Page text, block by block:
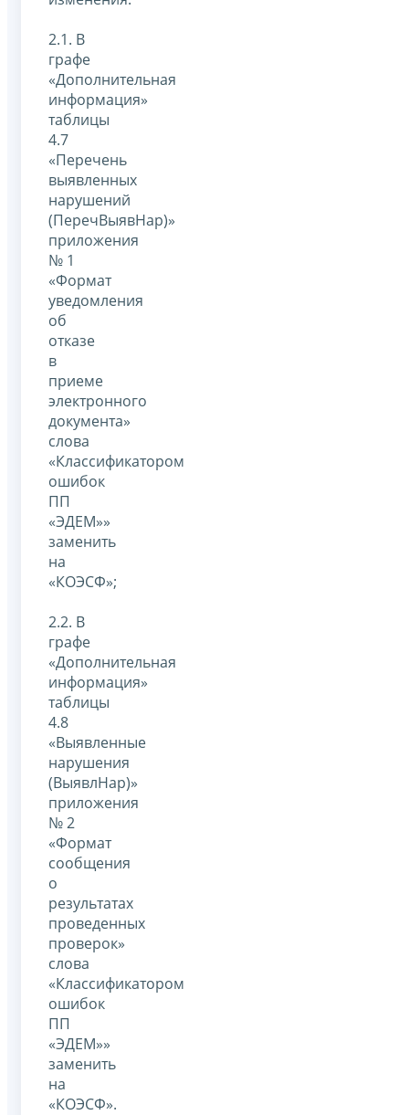
2.1. В
графе
«Дополнительная
информация»
таблицы
4.7
«Перечень
выявленных
нарушений
(ПеречВыявНар)»
приложения
№ 1
«Формат
уведомления
об
отказе
в
приеме
электронного
документа»
слова
«Классификатором
ошибок
ПП
«ЭДЕМ»»
заменить
на
«КОЭСФ»;
2.2. В
графе
«Дополнительная
информация»
таблицы
4.8
«Выявленные
нарушения
(ВыявлНар)»
приложения
№ 2
«Формат
сообщения
о
результатах
проведенных
проверок»
слова
«Классификатором
ошибок
ПП
«ЭДЕМ»»
заменить
на
«КОЭСФ».